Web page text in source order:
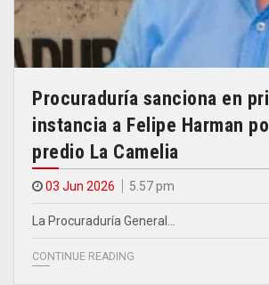
Procuraduría sanciona en
instancia a Felipe Harman
predio La Camelia
03 Jun 2026 5.57 pm
La Procuraduría General…
CONTINUE READING